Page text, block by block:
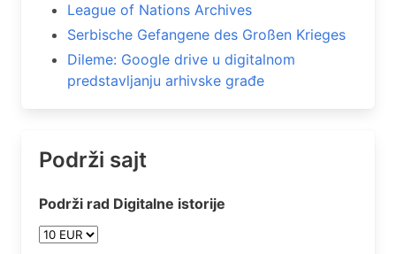
League of Nations Archives
Serbische Gefangene des Großen Krieges
Dileme: Google drive u digitalnom
predstavljanju arhivske građe
Podrži sajt
Podrži rad Digitalne istorije